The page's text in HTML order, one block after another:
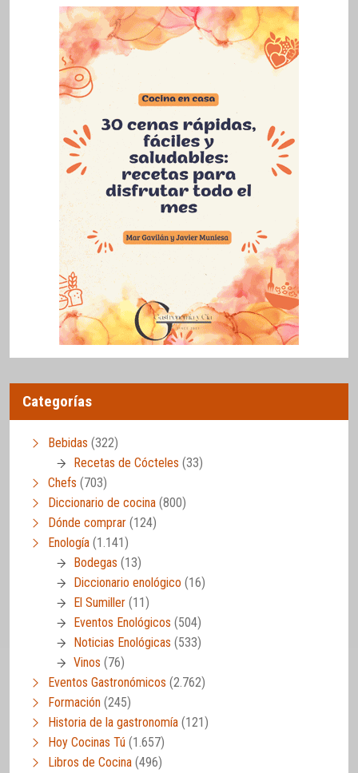
Categorías
Bebidas (322)
Recetas de Cócteles (33)
Chefs (703)
Diccionario de cocina (800)
Dónde comprar (124)
Enología (1.141)
Bodegas (13)
Diccionario enológico (16)
El Sumiller (11)
Eventos Enológicos (504)
Noticias Enológicas (533)
Vinos (76)
Eventos Gastronómicos (2.762)
Formación (245)
Historia de la gastronomía (121)
Hoy Cocinas Tú (1.657)
Libros de Cocina (496)